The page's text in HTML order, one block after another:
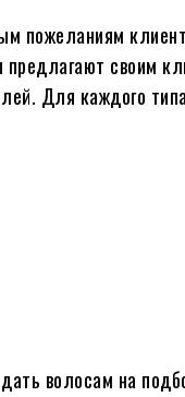
пожеланиям
своим
Для каждого
волосам на